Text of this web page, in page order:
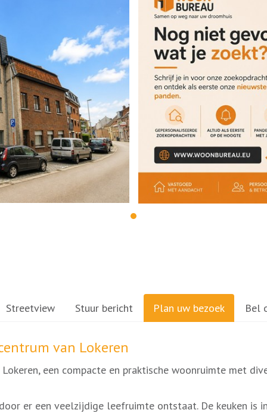
Streetview Stuur bericht Plan uw bezoek Bel
van Lokeren
een compacte en praktische woonruimte met
er een veelzijdige leefruimte ontstaat. De keuken is